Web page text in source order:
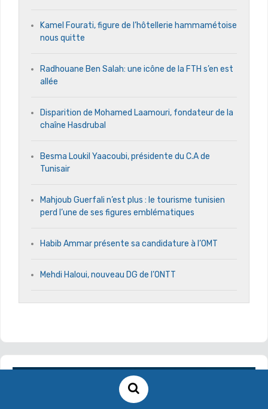
Kamel Fourati, figure de l’hôtellerie hammamétoise
nous quitte
Radhouane Ben Salah: une icône de la FTH s’en est
allée
Disparition de Mohamed Laamouri, fondateur de la
chaîne Hasdrubal
Besma Loukil Yaacoubi, présidente du C.A de
Tunisair
Mahjoub Guerfali n’est plus : le tourisme tunisien
perd l’une de ses figures emblématiques
Habib Ammar présente sa candidature à l’OMT
Mehdi Haloui, nouveau DG de l’ONTT